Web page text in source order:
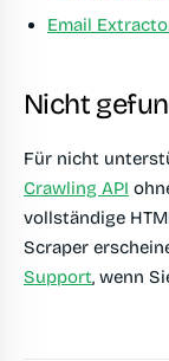
Email
Nicht
Für nicht
Crawling API
vollständige
Scraper
Support, wenn